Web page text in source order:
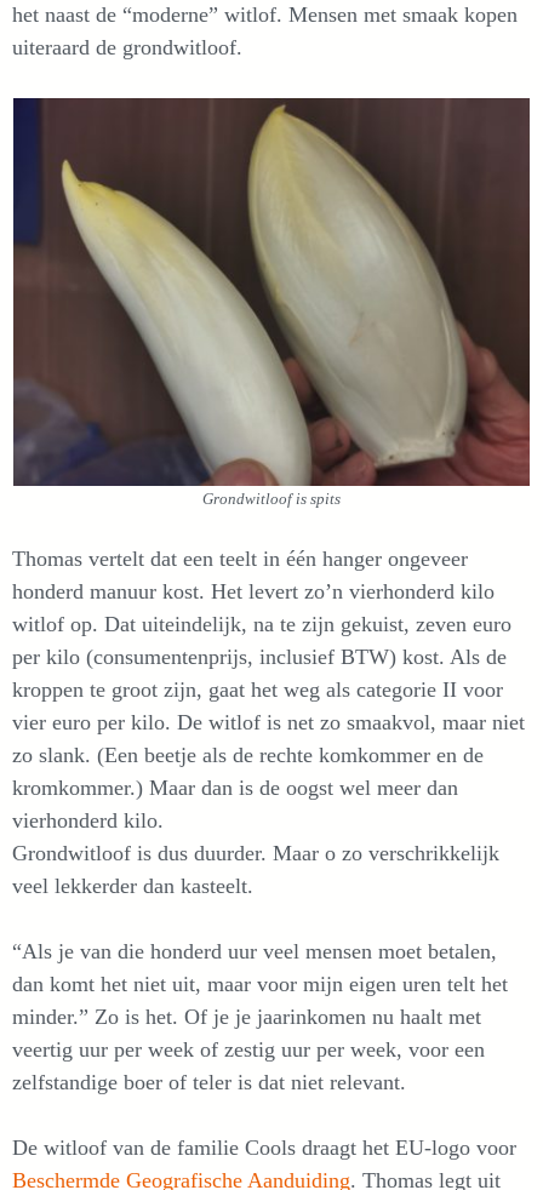
het naast de “moderne” witlof. Mensen met smaak kopen
uiteraard de grondwitloof.
Grondwitloof is spits
Thomas vertelt dat een teelt in één hanger ongeveer
honderd manuur kost. Het levert zo’n vierhonderd kilo
witlof op. Dat uiteindelijk, na te zijn gekuist, zeven euro
per kilo (consumentenprijs, inclusief BTW) kost. Als de
kroppen te groot zijn, gaat het weg als categorie II voor
vier euro per kilo. De witlof is net zo smaakvol, maar niet
zo slank. (Een beetje als de rechte komkommer en de
kromkommer.) Maar dan is de oogst wel meer dan
vierhonderd kilo.
Grondwitloof is dus duurder. Maar o zo verschrikkelijk
veel lekkerder dan kasteelt.
“Als je van die honderd uur veel mensen moet betalen,
dan komt het niet uit, maar voor mijn eigen uren telt het
minder.” Zo is het. Of je je jaarinkomen nu haalt met
veertig uur per week of zestig uur per week, voor een
zelfstandige boer of teler is dat niet relevant.
De witloof van de familie Cools draagt het EU-logo voor
Beschermde Geografische Aanduiding. Thomas legt uit